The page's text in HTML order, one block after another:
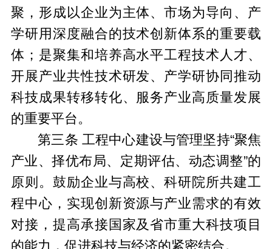
聚，形成以企业为主体、市场为导向、产
学研用深度融合的技术创新体系的重要载
体；是聚集和培养高水平工程技术人才、
开展产业共性技术研发、产学研协同推动
科技成果转移转化、服务产业高质量发展
的重要平台。
第三条 工程中心建设与管理坚持“聚焦
产业、择优布局、定期评估、动态调整”的
原则。鼓励企业与高校、科研院所共建工
程中心，实现创新资源与产业需求的有效
对接，提高承接国家及省市重大科技项目
的能力，促进科技与经济的紧密结合。